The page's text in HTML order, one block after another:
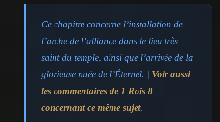
Ce chapitre concerne l’installation de
l’arche de l’alliance dans le lieu très
saint du temple, ainsi que l’arrivée de la
glorieuse nuée de l’Éternel. | Voir aussi
les commentaires de 1 Rois 8
concernant ce même sujet.